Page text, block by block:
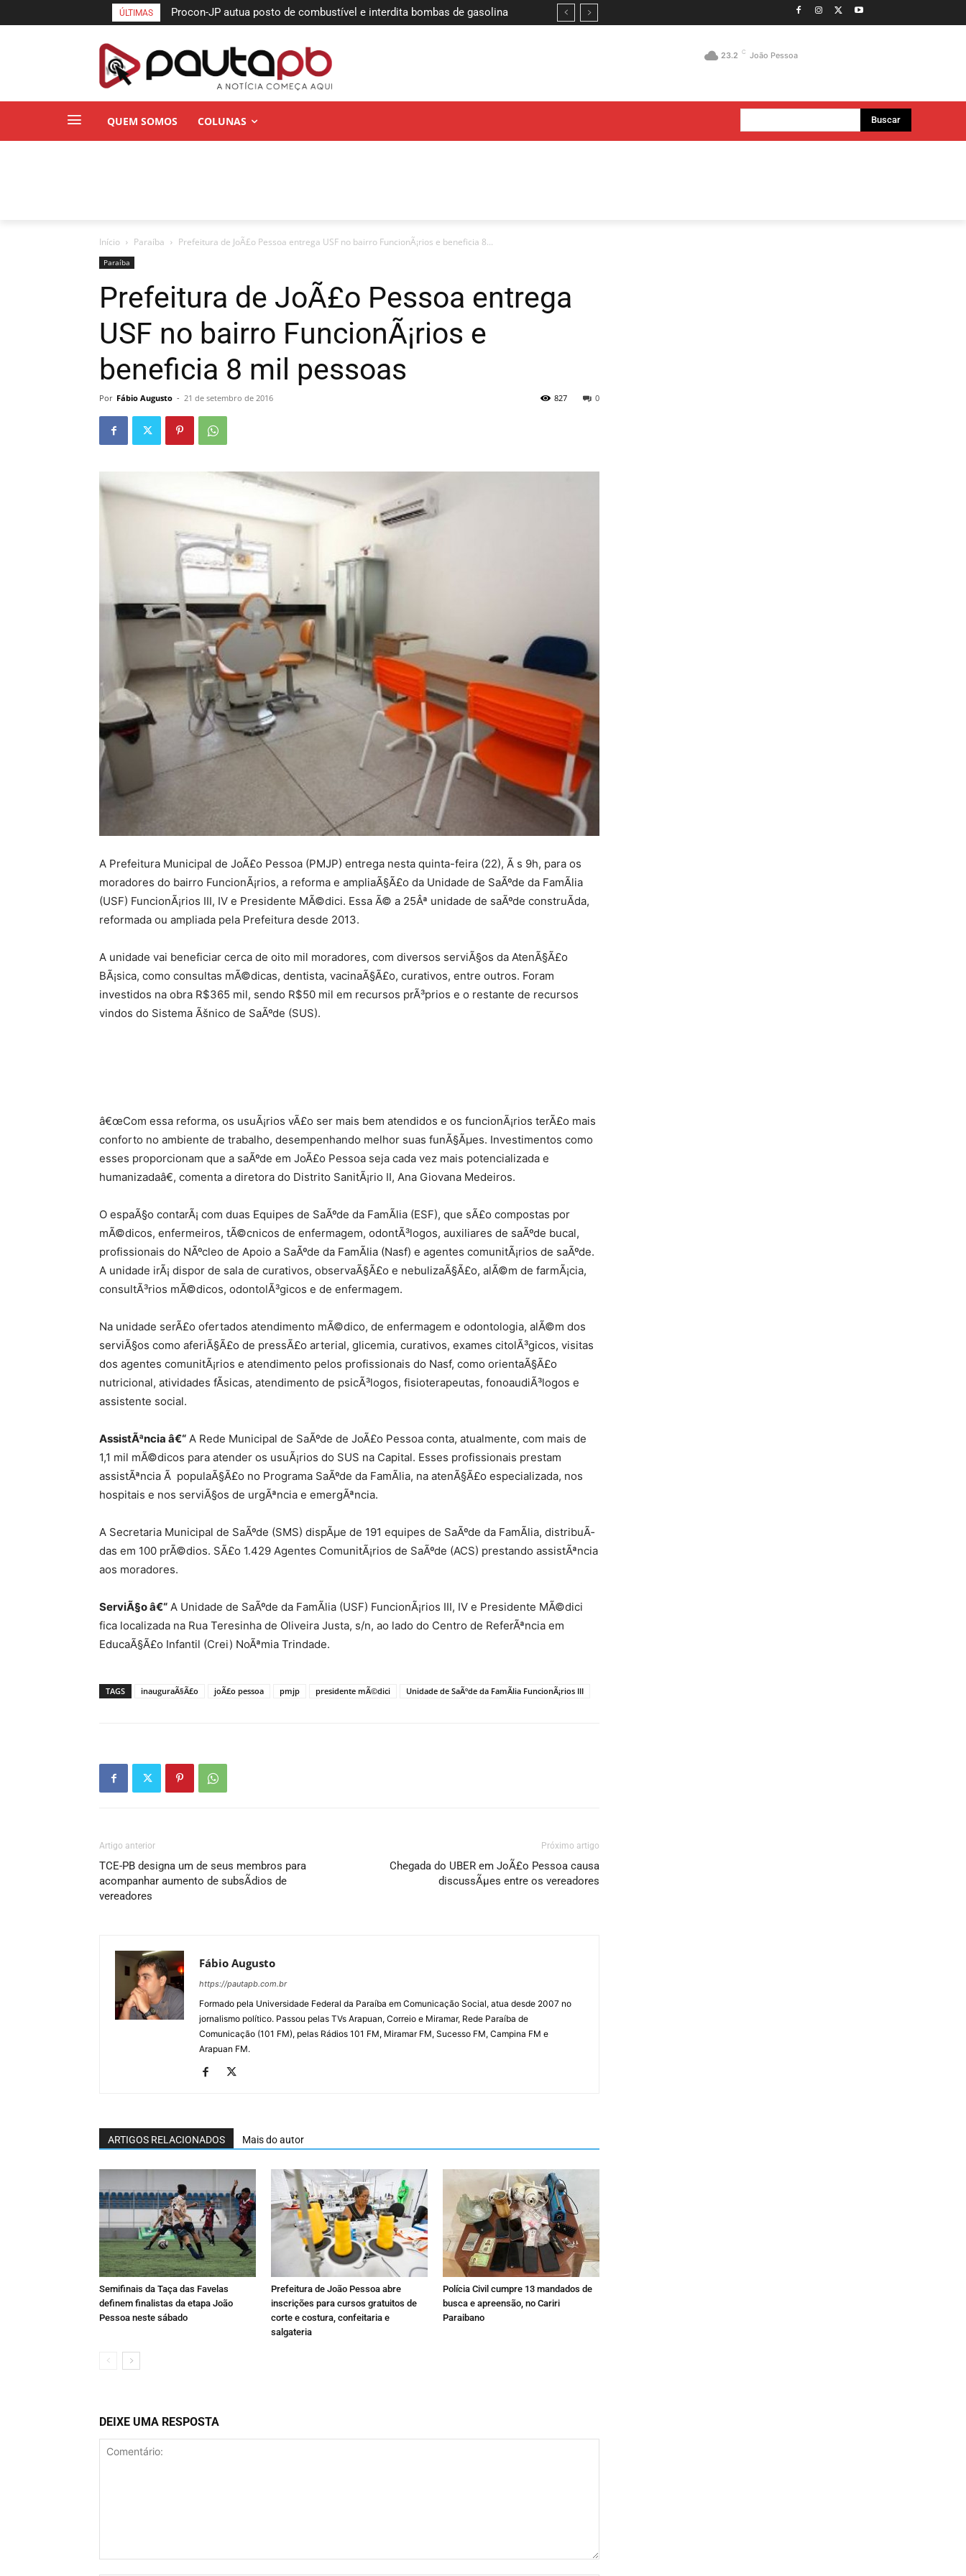
ÚLTIMAS
Procon-JP autua posto de combustível e interdita bombas de gasolina
Semifinais da Taça das Favelas definem finalistas da etapa João
23.2 C João Pessoa
QUEM SOMOS COLUNAS Buscar
Início Paraí­ba Prefeitura de JoÃ£o Pessoa entrega USF no bairro FuncionÃ¡rios e beneficia 8...
Paraí­ba
Prefeitura de JoÃ£o Pessoa entrega
USF no bairro FuncionÃ¡rios e
beneficia 8 mil pessoas
Por Fábio Augusto - 21 de setembro de 2016 0
827
A Prefeitura Municipal de JoÃ£o Pessoa (PMJP) entrega nesta quinta-feira (22), Ã s 9h, para os
moradores do bairro FuncionÃ¡rios, a reforma e ampliaÃ§Ã£o da Unidade de SaÃºde da FamÃ­lia
(USF) FuncionÃ¡rios III, IV e Presidente MÃ©dici. Essa Ã© a 25Âª unidade de saÃºde construÃ­da,
reformada ou ampliada pela Prefeitura desde 2013.
A unidade vai beneficiar cerca de oito mil moradores, com diversos serviÃ§os da AtenÃ§Ã£o
BÃ¡sica, como consultas mÃ©dicas, dentista, vacinaÃ§Ã£o, curativos, entre outros. Foram
investidos na obra R$365 mil, sendo R$50 mil em recursos prÃ³prios e o restante de recursos
vindos do Sistema Ãšnico de SaÃºde (SUS).
â€œCom essa reforma, os usuÃ¡rios vÃ£o ser mais bem atendidos e os funcionÃ¡rios terÃ£o mais
conforto no ambiente de trabalho, desempenhando melhor suas funÃ§Ãµes. Investimentos como
esses proporcionam que a saÃºde em JoÃ£o Pessoa seja cada vez mais potencializada e
humanizadaâ€, comenta a diretora do Distrito SanitÃ¡rio II, Ana Giovana Medeiros.
O espaÃ§o contarÃ¡ com duas Equipes de SaÃºde da FamÃ­lia (ESF), que sÃ£o compostas por
mÃ©dicos, enfermeiros, tÃ©cnicos de enfermagem, odontÃ³logos, auxiliares de saÃºde bucal,
profissionais do NÃºcleo de Apoio a SaÃºde da FamÃ­lia (Nasf) e agentes comunitÃ¡rios de saÃºde.
A unidade irÃ¡ dispor de sala de curativos, observaÃ§Ã£o e nebulizaÃ§Ã£o, alÃ©m de farmÃ¡cia,
consultÃ³rios mÃ©dicos, odontolÃ³gicos e de enfermagem.
Na unidade serÃ£o ofertados atendimento mÃ©dico, de enfermagem e odontologia, alÃ©m dos
serviÃ§os como aferiÃ§Ã£o de pressÃ£o arterial, glicemia, curativos, exames citolÃ³gicos, visitas
dos agentes comunitÃ¡rios e atendimento pelos profissionais do Nasf, como orientaÃ§Ã£o
nutricional, atividades fÃ­sicas, atendimento de psicÃ³logos, fisioterapeutas, fonoaudiÃ³logos e
assistente social.
AssistÃªncia â€“ A Rede Municipal de SaÃºde de JoÃ£o Pessoa conta, atualmente, com mais de
1,1 mil mÃ©dicos para atender os usuÃ¡rios do SUS na Capital. Esses profissionais prestam
assistÃªncia Ã populaÃ§Ã£o no Programa SaÃºde da FamÃ­lia, na atenÃ§Ã£o especializada, nos
hospitais e nos serviÃ§os de urgÃªncia e emergÃªncia.
A Secretaria Municipal de SaÃºde (SMS) dispÃµe de 191 equipes de SaÃºde da FamÃ­lia, distribuÃ­
das em 100 prÃ©dios. SÃ£o 1.429 Agentes ComunitÃ¡rios de SaÃºde (ACS) prestando assistÃªncia
aos moradores.
ServiÃ§o â€“ A Unidade de SaÃºde da FamÃ­lia (USF) FuncionÃ¡rios III, IV e Presidente MÃ©dici
fica localizada na Rua Teresinha de Oliveira Justa, s/n, ao lado do Centro de ReferÃªncia em
EducaÃ§Ã£o Infantil (Crei) NoÃªmia Trindade.
TAGS inauguraÃ§Ã£o joÃ£o pessoa pmjp presidente mÃ©dici Unidade de SaÃºde da FamÃ­lia FuncionÃ¡rios III
Artigo anterior
TCE-PB designa um de seus membros para
acompanhar aumento de subsÃ­dios de
vereadores
Próximo artigo
Chegada do UBER em JoÃ£o Pessoa causa
discussÃµes entre os vereadores
Fábio Augusto
https://pautapb.com.br
Formado pela Universidade Federal da Paraíba em Comunicação Social, atua desde 2007 no
jornalismo político. Passou pelas TVs Arapuan, Correio e Miramar, Rede Paraíba de
Comunicação (101 FM), pelas Rádios 101 FM, Miramar FM, Sucesso FM, Campina FM e
Arapuan FM.
ARTIGOS RELACIONADOS Mais do autor
Semifinais da Taça das Favelas
definem finalistas da etapa João
Pessoa neste sábado
Prefeitura de João Pessoa abre
inscrições para cursos gratuitos de
corte e costura, confeitaria e
salgateria
Polícia Civil cumpre 13 mandados de
busca e apreensão, no Cariri
Paraibano
DEIXE UMA RESPOSTA